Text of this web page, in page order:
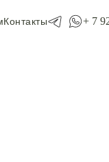
Контакты + 7